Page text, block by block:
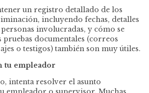
un registro detallado de los
incluyendo fechas, detalles
involucradas, y cómo se
pruebas documentales (correos
o testigos) también son muy útiles.
tu empleador
intenta resolver el asunto